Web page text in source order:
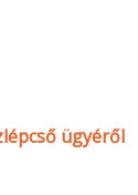
ügyéről